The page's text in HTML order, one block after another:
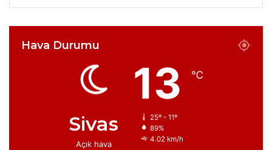
Hava Durumu
Sivas
Açık hava
13 ℃
25º - 11º
89%
4.02 km/h